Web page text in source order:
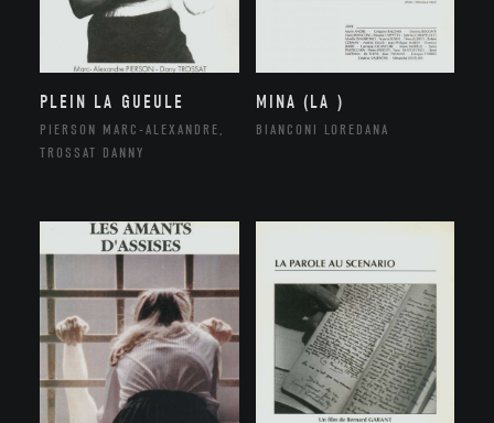
PLEIN LA GUEULE
PIERSON MARC-ALEXANDRE,
TROSSAT DANNY
MINA (LA )
BIANCONI LOREDANA